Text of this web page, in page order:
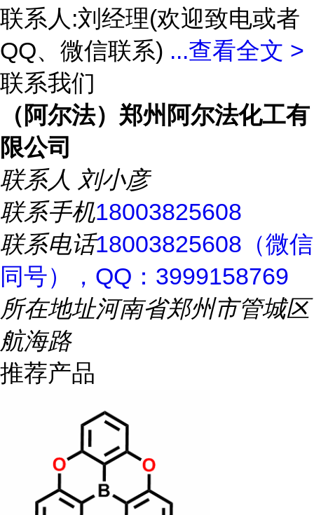
联系人:刘经理(欢迎致电或者
QQ、微信联系) ...查看全文 >
联系我们
（阿尔法）郑州阿尔法化工有
限公司
联系人 刘小彦
联系手机18003825608
联系电话18003825608（微信
同号），QQ：3999158769
所在地址河南省郑州市管城区
航海路
推荐产品